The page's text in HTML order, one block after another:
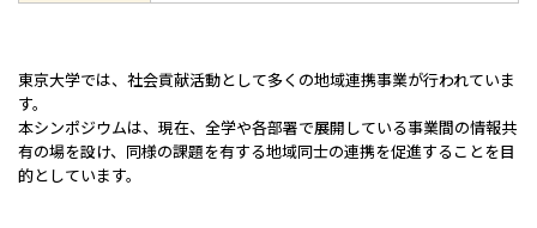
東京大学では、社会貢献活動として多くの地域連携事業が行われていま
す。
本シンポジウムは、現在、全学や各部署で展開している事業間の情報共
有の場を設け、同様の課題を有する地域同士の連携を促進することを目
的としています。